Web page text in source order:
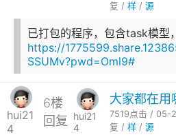
复 / 样/ 源
已打包的程序，包含task模型，
https://
SSUMv?pwd=Oml9#
hui21
4
6楼
回复 hui21
4
大家都在用
7519点击 / 05-
复 / 样/ 源